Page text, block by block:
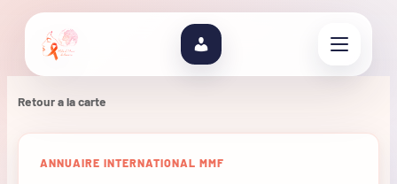
Retour a la carte
ANNUAIRE INTERNATIONAL MMF